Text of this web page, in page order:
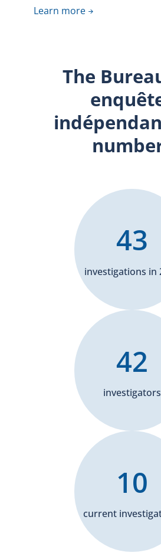
Learn more
The
investigations in
43
investigators
42
current
10